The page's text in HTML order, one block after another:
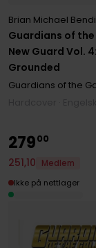
Guardians of
New Guard Vol. 4:
Grounded
Brian Michael
Guardians of the
27900
251,10
Medlem
Ikke på nettlager